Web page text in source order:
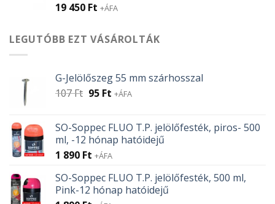
19 450 Ft +ÁFA
LEGUTÓBB EZT VÁSÁROLTÁK
G-Jelölőszeg 55 mm szárhosszal
107Ft Original
107 Ft.
95 FtCurrent
95 Ft.
+ÁFA
SO-Soppec FLUO T.P. jelölőfesték, piros- 500
ml, -12 hónap hatóidejű
1 890 Ft +ÁFA
SO-Soppec FLUO T.P. jelölőfesték, 500 ml,
Pink-12 hónap hatóidejű